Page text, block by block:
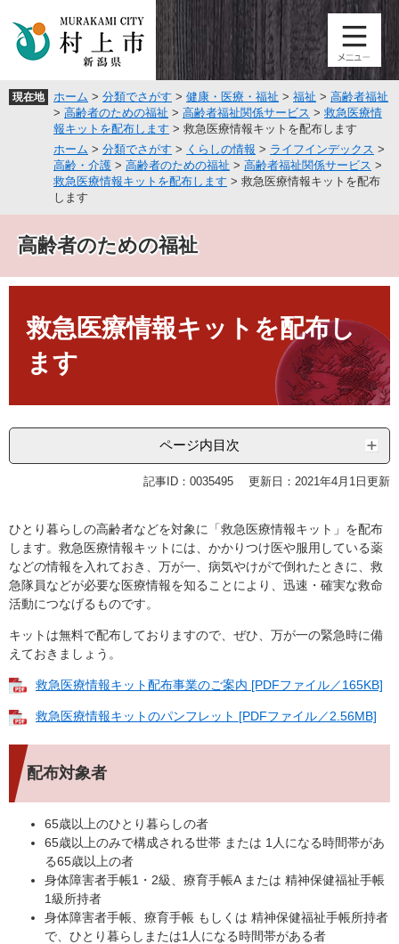
頭
飛
へ
現在地 ホーム > 分類でさがす > 健康・医療・福祉 > 福祉 > 高齢者福祉
> 高齢者のための福祉 > 高齢者福祉関係サービス > 救急医療情
報キットを配布します > 救急医療情報キットを配布します
ホーム > 分類でさがす > くらしの情報 > ライフインデックス >
高齢・介護 > 高齢者のための福祉 > 高齢者福祉関係サービス >
救急医療情報キットを配布します > 救急医療情報キットを配布
します
高齢者のための福祉
救急医療情報キットを配布し
ます
ページ内目次
記事ID：0035495 更新日：2021年4月1日更新
ひとり暮らしの高齢者などを対象に「救急医療情報キット」を配布
します。救急医療情報キットには、かかりつけ医や服用している薬
などの情報を入れておき、万が一、病気やけがで倒れたときに、救
急隊員などが必要な医療情報を知ることにより、迅速・確実な救命
活動につなげるものです。
キットは無料で配布しておりますので、ぜひ、万が一の緊急時に備
えておきましょう。
救急医療情報キット配布事業のご案内 [PDFファイル／165KB]
救急医療情報キットのパンフレット [PDFファイル／2.56MB]
配布対象者
65歳以上のひとり暮らしの者
65歳以上のみで構成される世帯 または 1人になる時間帯があ
る65歳以上の者
身体障害者手帳1・2級、療育手帳A または 精神保健福祉手帳
1級所持者
身体障害者手帳、療育手帳 もしくは 精神保健福祉手帳所持者
で、ひとり暮らしまたは1人になる時間帯がある者